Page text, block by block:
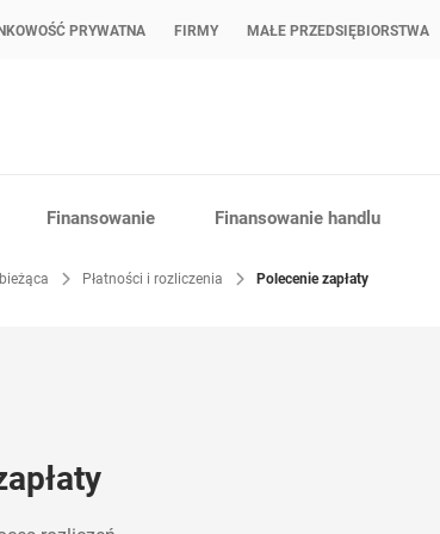
PRYWATNA FIRMY MAŁE PRZEDSIĘBIORSTWA
Finansowanie Finansowanie handlu
Płatności i rozliczenia Polecenie zapłaty